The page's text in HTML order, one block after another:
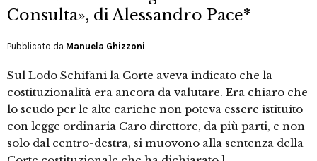
Consulta», di Alessandro Pace*
Pubblicato da Manuela Ghizzoni
Sul Lodo Schifani la Corte aveva indicato che la
costituzionalità era ancora da valutare. Era chiaro che
lo scudo per le alte cariche non poteva essere istituito
con legge ordinaria Caro direttore, da più parti, e non
solo dal centro-destra, si muovono alla sentenza della